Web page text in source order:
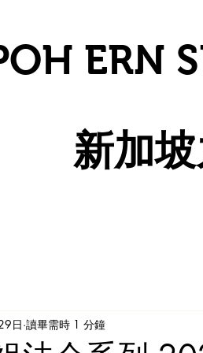
ERN
新加
日 讀畢需時 1 分鐘